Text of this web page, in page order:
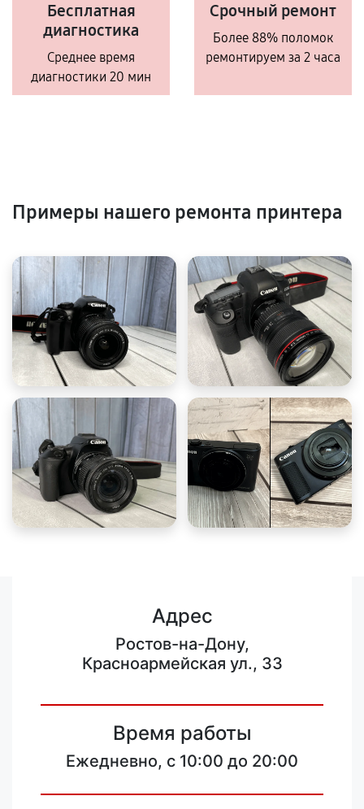
Бесплатная
диагностика
Среднее время
диагностики 20 мин
Срочный ремонт
Более 88% поломок
ремонтируем за 2 часа
Примеры нашего ремонта принтера
Адрес
Ростов-на-Дону,
Красноармейская ул., 33
Время работы
Ежедневно, с 10:00 до 20:00